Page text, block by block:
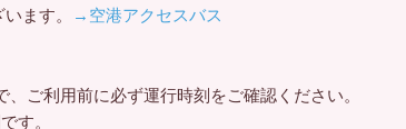
ます。
→空港アクセスバス
ご利用前に必ず運行時刻をご確認ください。
す。